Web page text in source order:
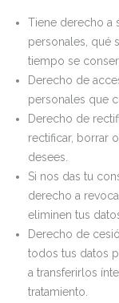
Tiene derecho a
personales, qué
tiempo se
Derecho de
personales que
Derecho de
rectificar, borrar
desees.
Si nos das tu
derecho a
eliminen tus
Derecho de
todos tus datos
a transferirlos
tratamiento.